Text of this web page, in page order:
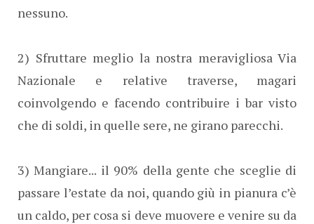
nessuno.
2) Sfruttare meglio la nostra meravigliosa Via
Nazionale e relative traverse, magari
coinvolgendo e facendo contribuire i bar visto
che di soldi, in quelle sere, ne girano parecchi.
3) Mangiare... il 90% della gente che sceglie di
passare l’estate da noi, quando giù in pianura c’è
un caldo, per cosa si deve muovere e venire su da